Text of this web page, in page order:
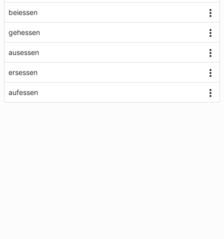
beiessen
gehessen
ausessen
ersessen
aufessen